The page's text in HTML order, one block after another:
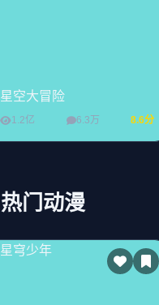
星空大冒险
1.2亿 6.3万 8.6分
热门动漫